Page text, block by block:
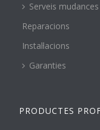
Serveis
Reparacions
Instal·lacions
Garanties
PRODUCTES